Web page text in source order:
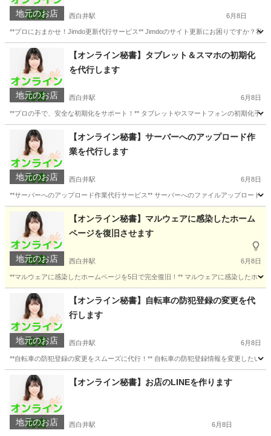
地元のお店 西白井駅 6月8日
**プロにおまかせ！Jimdo更新代行サービス** Jimdoのサイト更新にお困りですか？私
千葉 西白井駅 パソコン修理 Jimdo
地元のお店
【オンライン秘書】タブレット＆スマホの初期化
を代行します
西白井駅 6月8日
**プロの手で、安全な初期化をサポート！** タブレットやスマートフォンの初期化手
千葉 西白井駅 パソコン修理
地元のお店
【オンライン秘書】サーバーへのアップロード作
業を代行します
西白井駅 6月8日
**サーバーへのアップロード作業代行サービス** サーバーへのファイルアップロード
千葉 西白井駅 パソコン修理
地元のお店
【オンライン秘書】マルウェアに感染したホーム
ページを復旧させます
西白井駅 6月8日
**マルウェアに感染したホームページを5日で完全復旧！** マルウェアに感染したホ
千葉 西白井駅 パソコン修理 ログイン
地元のお店
【オンライン秘書】自転車の防犯登録の変更を代
行します
西白井駅 6月8日
**自転車の防犯登録の変更をスムーズに代行！** 自転車の防犯登録情報を変更したい
千葉 西白井駅 パソコン修理
地元のお店
【オンライン秘書】お店のLINEを作ります
西白井駅 6月8日